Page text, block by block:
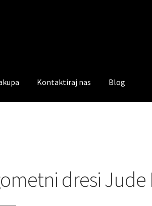
Kontaktiraj nas Blog
dresi Jude